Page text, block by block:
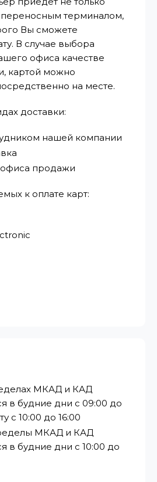
переносным терминалом,
Вы сможете
В случае выбора
офиса качестве
картой можно
на месте.
доставки:
нашей компании
продажи
к оплате карт:
МКАД и КАД
в будние дни с 09:00 до
с 10:00 до 16:00
МКАД и КАД
в будние дни с 10:00 до